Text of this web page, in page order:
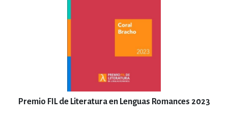
Premio FIL de Literatura en Lenguas Romances 2023